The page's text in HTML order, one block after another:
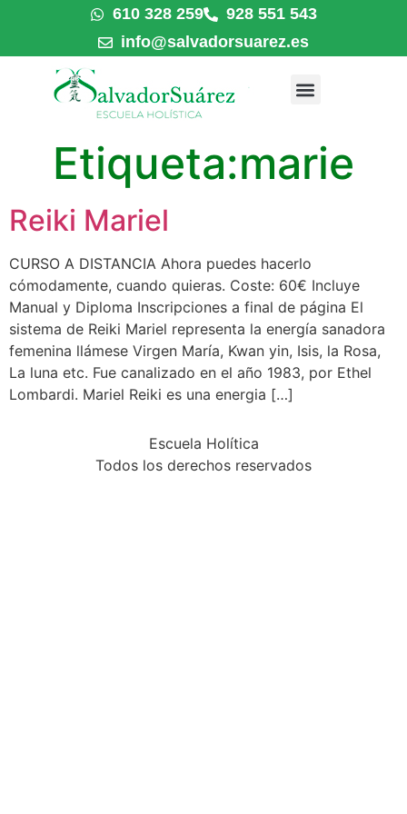
610 328 259
928 551 543
info@salvadorsuarez.es
Etiqueta:marie
Reiki Mariel
CURSO A DISTANCIA Ahora puedes hacerlo
cómodamente, cuando quieras. Coste: 60€ Incluye
Manual y Diploma Inscripciones a final de página El
sistema de Reiki Mariel representa la energía sanadora
femenina llámese Virgen María, Kwan yin, Isis, la Rosa,
La luna etc. Fue canalizado en el año 1983, por Ethel
Lombardi. Mariel Reiki es una energia […]
Escuela Holítica
Todos los derechos reservados